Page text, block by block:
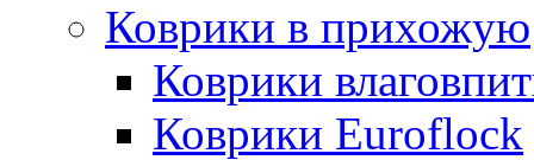
Коврики в прихожую
Коврики
Коврики Euroflock